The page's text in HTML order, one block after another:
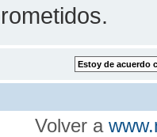
Volver a